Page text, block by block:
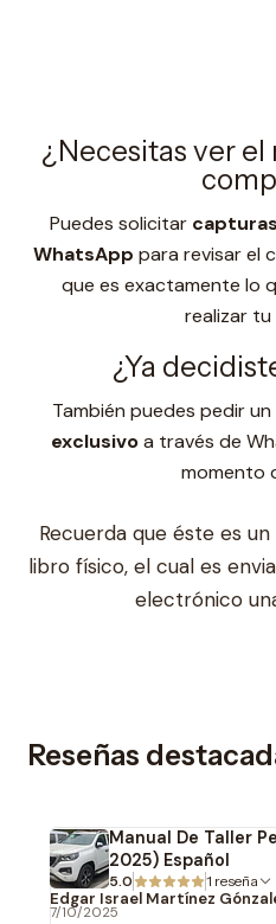
¿Necesitas ver
Puedes solicitar
WhatsApp para revisar el
que es exactamente lo
realizar tu
¿Ya
También puedes pedir un
exclusivoa través de
momento
Recuerda que éste es
libro físico, el cual es
electrónico
Reseñas
Manual De Taller
2025) Español
5.0 1 reseña
Edgar Israel Martínez
7/10/2025